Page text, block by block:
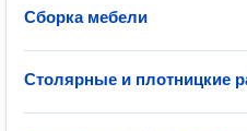
Сборка мебели
Столярные и плотницкие